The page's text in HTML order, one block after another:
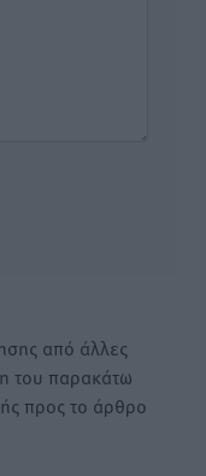
από άλλες
του παρακάτω
προς το άρθρο